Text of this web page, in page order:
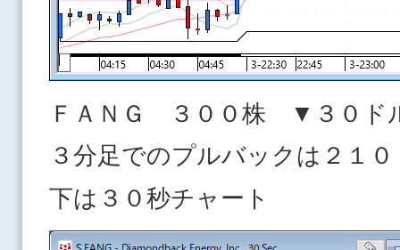
ＦＡＮＧ ３００株 ▼３０ド
３分足でのプルバックは２１
下は３０秒チャート